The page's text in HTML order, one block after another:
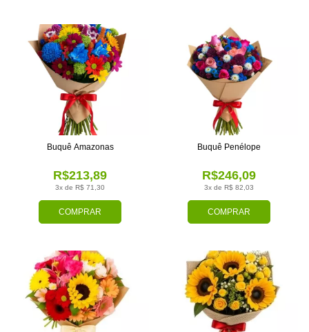
COMPRAR
3x de R$ 71,30
R$213,89
Buquê Amazonas
COMPRAR
3x de R$ 82,03
R$246,09
Buquê Penélope